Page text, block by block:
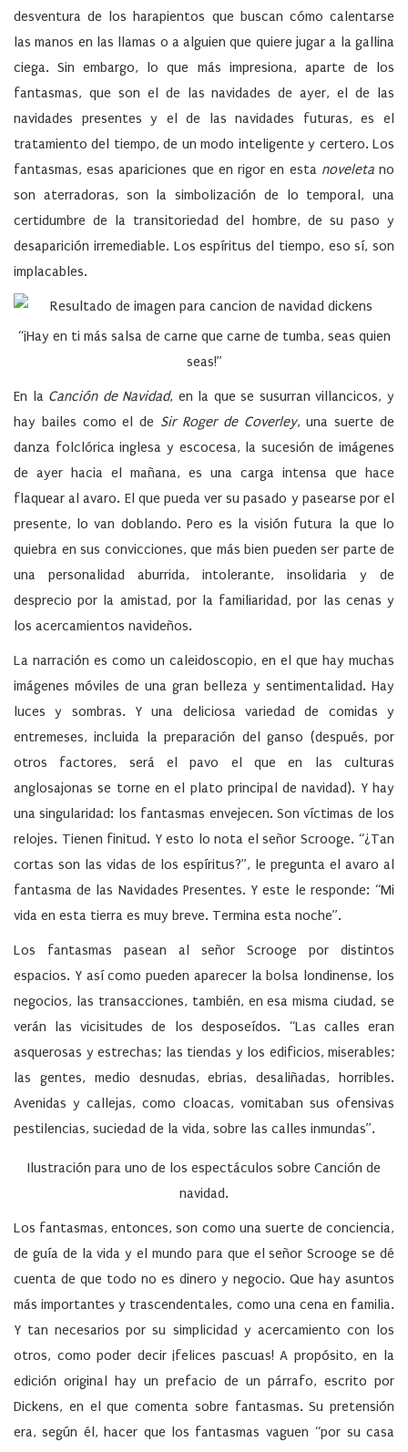
desventura de los harapientos que buscan cómo calentarse
las manos en las llamas o a alguien que quiere jugar a la gallina
ciega. Sin embargo, lo que más impresiona, aparte de los
fantasmas, que son el de las navidades de ayer, el de las
navidades presentes y el de las navidades futuras, es el
tratamiento del tiempo, de un modo inteligente y certero. Los
fantasmas, esas apariciones que en rigor en esta noveletano
son aterradoras, son la simbolización de lo temporal, una
certidumbre de la transitoriedad del hombre, de su paso y
desaparición irremediable. Los espíritus del tiempo, eso sí, son
implacables.
“¡Hay en ti más salsa de carne que carne de tumba, seas quien
seas!”
En la Canción de Navidad, en la que se susurran villancicos, y
hay bailes como el de Sir Roger de Coverley, una suerte de
danza folclórica inglesa y escocesa, la sucesión de imágenes
de ayer hacia el mañana, es una carga intensa que hace
flaquear al avaro. El que pueda ver su pasado y pasearse por el
presente, lo van doblando. Pero es la visión futura la que lo
quiebra en sus convicciones, que más bien pueden ser parte de
una personalidad aburrida, intolerante, insolidaria y de
desprecio por la amistad, por la familiaridad, por las cenas y
los acercamientos navideños.
La narración es como un caleidoscopio, en el que hay muchas
imágenes móviles de una gran belleza y sentimentalidad. Hay
luces y sombras. Y una deliciosa variedad de comidas y
entremeses, incluida la preparación del ganso (después, por
otros factores, será el pavo el que en las culturas
anglosajonas se torne en el plato principal de navidad). Y hay
una singularidad: los fantasmas envejecen. Son víctimas de los
relojes. Tienen finitud. Y esto lo nota el señor Scrooge. “¿Tan
cortas son las vidas de los espíritus?”, le pregunta el avaro al
fantasma de las Navidades Presentes. Y este le responde: “Mi
vida en esta tierra es muy breve. Termina esta noche”.
Los fantasmas pasean al señor Scrooge por distintos
espacios. Y así como pueden aparecer la bolsa londinense, los
negocios, las transacciones, también, en esa misma ciudad, se
verán las vicisitudes de los desposeídos. “Las calles eran
asquerosas y estrechas; las tiendas y los edificios, miserables;
las gentes, medio desnudas, ebrias, desaliñadas, horribles.
Avenidas y callejas, como cloacas, vomitaban sus ofensivas
pestilencias, suciedad de la vida, sobre las calles inmundas”.
Ilustración para uno de los espectáculos sobre Canción de
navidad.
Los fantasmas, entonces, son como una suerte de conciencia,
de guía de la vida y el mundo para que el señor Scrooge se dé
cuenta de que todo no es dinero y negocio. Que hay asuntos
más importantes y trascendentales, como una cena en familia.
Y tan necesarios por su simplicidad y acercamiento con los
otros, como poder decir ¡felices pascuas! A propósito, en la
edición original hay un prefacio de un párrafo, escrito por
Dickens, en el que comenta sobre fantasmas. Su pretensión
era, según él, hacer que los fantasmas vaguen “por su casa